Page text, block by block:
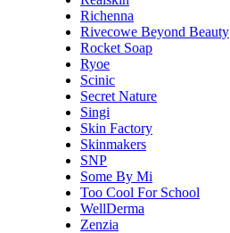
Richenna
Rivecowe Beyond Beauty
Rocket Soap
Ryoe
Scinic
Secret Nature
Singi
Skin Factory
Skinmakers
SNP
Some By Mi
Too Cool For School
WellDerma
Zenzia